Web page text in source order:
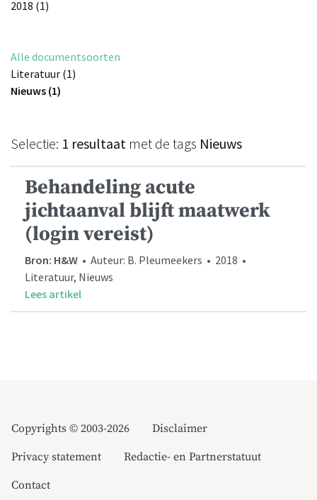
2018 (1)
Alle documentsoorten
Literatuur (1)
Nieuws (1)
Selectie: 1 resultaat met de tags Nieuws
Behandeling acute
jichtaanval blijft maatwerk
(login vereist)
Bron: H&W • Auteur: B. Pleumeekers • 2018 •
Literatuur, Nieuws
Lees artikel
Copyrights © 2003-2026
Disclaimer
Privacy statement
Redactie- en Partnerstatuut
Contact